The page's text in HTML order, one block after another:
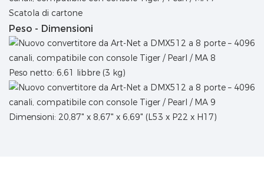
Scatola di cartone
Peso - Dimensioni
Peso netto: 6,61 libbre (3 kg)
Dimensioni: 20,87" x 8,67" x 6,69" (L53 x P22 x H17)